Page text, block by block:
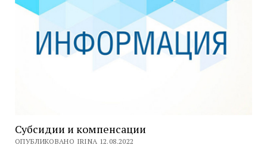
Субсидии и компенсации
ОПУБЛИКОВАНО IRINA 12.08.2022